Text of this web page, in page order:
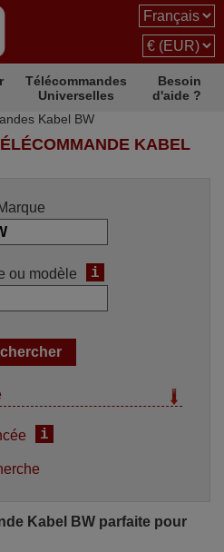
Télécommandes
Universelles
Besoin
d'aide ?
Kabel BW
KABEL
ou modèle i
i
Kabel BW parfaite pour